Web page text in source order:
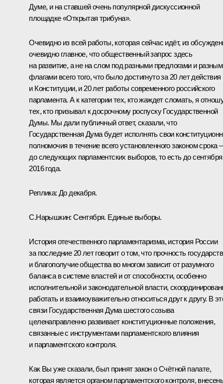
Думе, и на ставшей очень популярной дискуссионной
площадке «Открытая трибуна».
Очевидно из всей работы, которая сейчас идёт, из
очевидно главное, что общественный запрос здесь
на развитие, а не на слом под разными предлогами и
флагами всего того, что было достигнуто за 20 лет действия
и Конституции, и 20 лет работы современного российского
парламента. А к категории тех, кто жаждет сломать, я
тех, кто призывал к досрочному роспуску Государственной
Думы. Мы дали публичный ответ, сказали, что
Государственная Дума будет исполнять свои
полномочия в течение всего установленного законом срока –
до следующих парламентских выборов, то есть до сентября
2016 года.
Реплика: До декабря.
С.Нарышкин: Сентября. Единые выборы.
История отечественного парламентаризма, история России
за последние 20 лет говорит о том, что прочность
и благополучие общества во многом зависит от разумного
баланса в системе властей и от способности, особенно
исполнительной и законодательной власти,
работать и взаимоуважительно относиться друг к другу. В
связи Государственная Дума шестого созыва
целенаправленно развивает конституционные положения,
связанные с инструментами парламентского влияния
и парламентского контроля.
Как Вы уже сказали, был принят закон о Счётной палате,
которая является органом парламентского контроля,